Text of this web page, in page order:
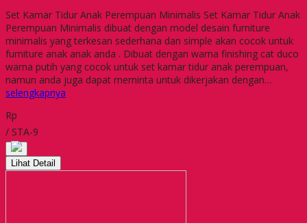
Set Kamar Tidur Anak Perempuan Minimalis Set Kamar Tidur Anak
Perempuan Minimalis dibuat dengan model desain furniture
minimalis yang terkesan sederhana dan simple akan cocok untuk
furniture anak anak anda . Dibuat dengan warna finishing cat duco
warna putih yang cocok untuk set kamar tidur anak perempuan,
namun anda juga dapat meminta untuk dikerjakan dengan…
selengkapnya
Rp
/ STA-9
Lihat Detail